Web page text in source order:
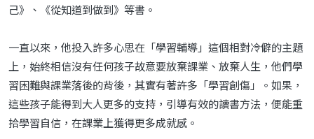
己》、《從知道到做到》等書。
一直以來，他投入許多心思在「學習輔導」這個相對冷僻的主題
上，始終相信沒有任何孩子故意要放棄課業、放棄人生，他們學
習困難與課業落後的背後，其實有著許多「學習創傷」。如果，
這些孩子能得到大人更多的支持，引導有效的讀書方法，便能重
拾學習自信，在課業上獲得更多成就感。